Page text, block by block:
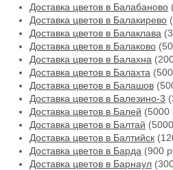
Доставка цветов в Балабаново
Доставка цветов в Балакирево
Доставка цветов в Балаклава
Доставка цветов в Балаково
Доставка цветов в Балахна
Доставка цветов в Балахта
Доставка цветов в Балашов
Доставка цветов в Балезино-3
Доставка цветов в Балей (5000
Доставка цветов в Балтай
Доставка цветов в Балтийск
Доставка цветов в Барда (900
Доставка цветов в Барнаул